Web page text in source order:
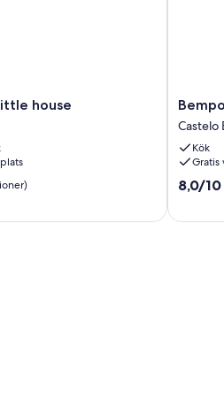
house
House
(tidigare
höstack)
Castelo
Branco
Castelo
Kök
8.0
8,0/10